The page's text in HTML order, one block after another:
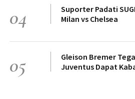
04
Suporter Padati
Milan vs Chelsea
05
Gleison Bremer
Juventus Dapat